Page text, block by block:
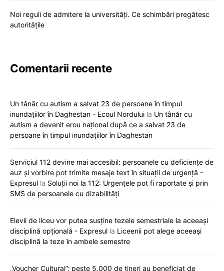
Noi reguli de admitere la universități. Ce schimbări pregătesc
autoritățile
Comentarii recente
Un tânăr cu autism a salvat 23 de persoane în timpul
inundațiilor în Daghestan - Ecoul Nordului la Un tânăr cu
autism a devenit erou național după ce a salvat 23 de
persoane în timpul inundațiilor în Daghestan
Serviciul 112 devine mai accesibil: persoanele cu deficiențe de
auz și vorbire pot trimite mesaje text în situații de urgență -
Expresul la Soluții noi la 112: Urgențele pot fi raportate și prin
SMS de persoanele cu dizabilități
Elevii de liceu vor putea susține tezele semestriale la aceeași
disciplină opțională - Expresul la Liceenii pot alege aceeași
disciplină la teze în ambele semestre
„Voucher Cultural”: peste 5.000 de tineri au beneficiat de